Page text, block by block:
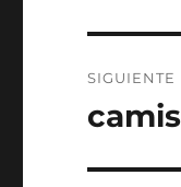
SIGUIENTE
Entrada